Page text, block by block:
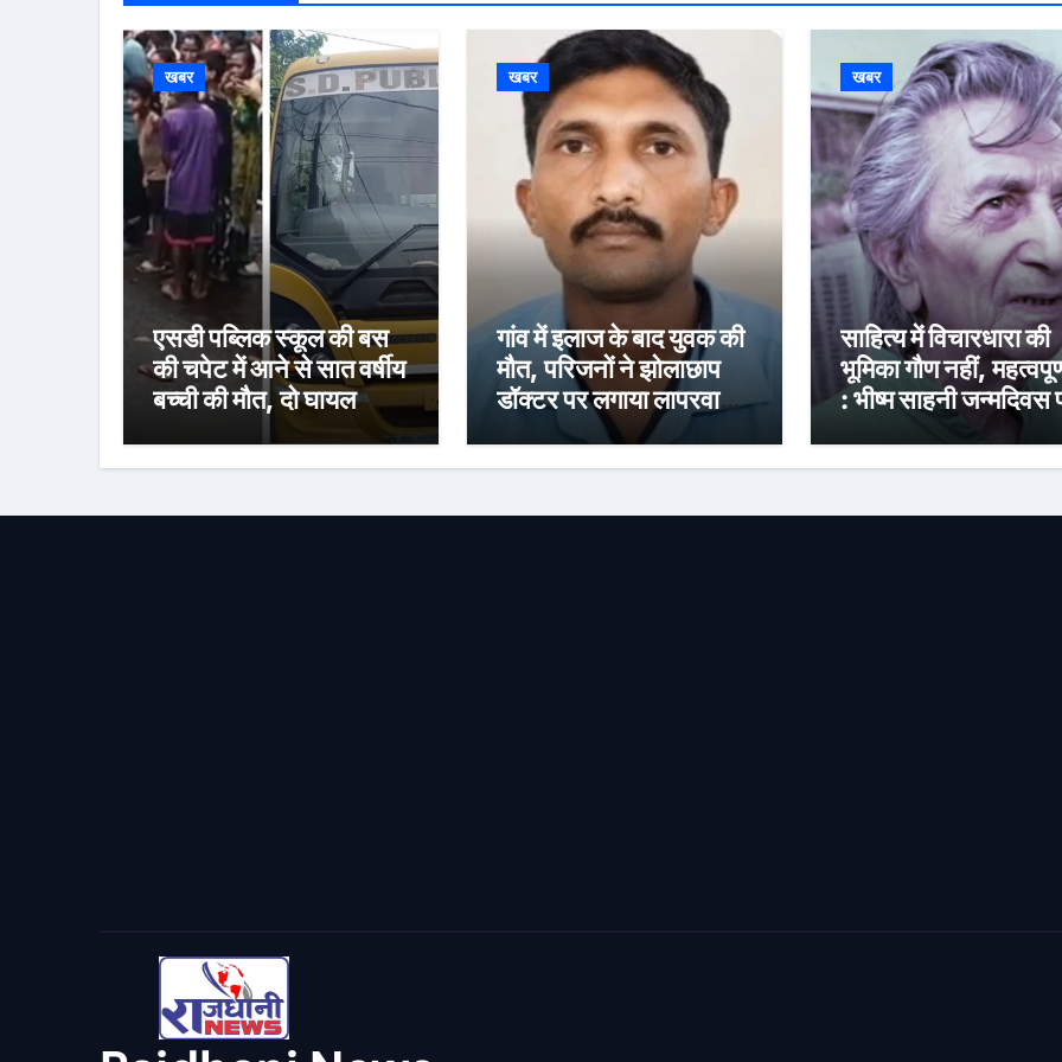
खबर
एसडी पब्लिक स्कूल की बस
की चपेट में आने से सात वर्षीय
बच्ची की मौत, दो घायल
खबर
गांव में इलाज के बाद युवक की
मौत, परिजनों ने झोलाछाप
डॉक्टर पर लगाया लापरवाही
का आरोप
खबर
साहित्य में विचारधारा की
भूमिका गौण नहीं,
: भीष्म साहनी जन्मदिवस पर
विशेष : प्रतिबद्धता,
सरोकार और रचनात्मक